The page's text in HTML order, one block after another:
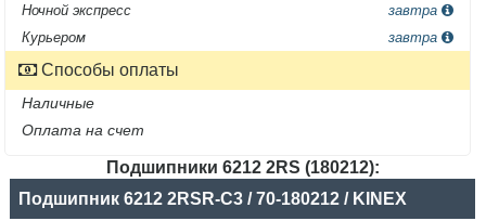
Ночной экспресс
завтра
Курьером
завтра
Способы оплаты
Наличные
Оплата на счет
Подшипники 6212 2RS (180212):
Название
Подшипник 6212 2RSR-C3 / 70-180212 / KINEX